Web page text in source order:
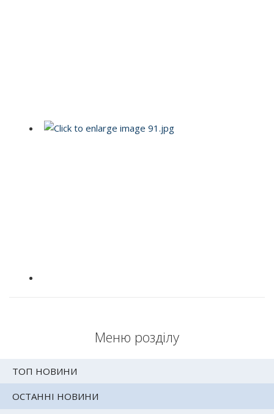
Меню розділу
ТОП НОВИНИ
ОСТАННІ НОВИНИ